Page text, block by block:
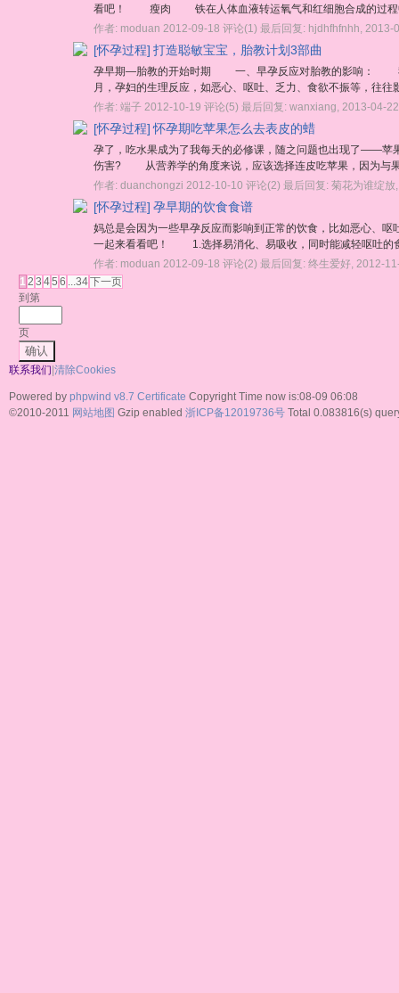
看吧！ 瘦肉 铁在人体血液转运氧气和红细胞合成的过程中
作者: moduan 2012-09-18 评论(1) 最后回复: hjdhfhfnhh 2013-
[怀孕过程] 打造聪敏宝宝，胎教计划3部曲
孕早期—胎教的开始时期 一、早孕反应对胎教的影响： 我
月，孕妇的生理反应，如恶心、呕吐、乏力、食欲不振等，往
作者: 端子 2012-10-19 评论(5) 最后回复: wanxiang 2013-04-22
[怀孕过程] 怀孕期吃苹果怎么去表皮的蜡
孕了，吃水果成为了我每天的必修课，随之问题也出现了——苹
伤害? 从营养学的角度来说，应该选择连皮吃苹果，因为
作者: duanchongzi 2012-10-10 评论(2) 最后回复: 菊花为谁绽放
[怀孕过程] 孕早期的饮食食谱
妈总是会因为一些早孕反应而影响到正常的饮食，比如恶心、
一起来看看吧！ 1.选择易消化、易吸收，同时能减轻呕吐
作者: moduan 2012-09-18 评论(2) 最后回复: 终生爱好 2012-
1 2 3 45 6 ...34下一页
到第
页
确认
联系我们|清除Cookies
Powered by phpwind v8.7 Certificate Copyright Time now is:08-09 06:08
©2010-2011 网站地图 Gzip enabled 浙ICP备12019736号 Total 0.083816(s)